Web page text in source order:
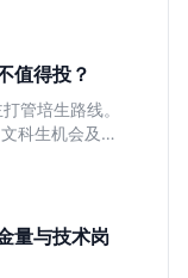
值得投？
管培生路线。
科生机会及决
。
量与技术岗